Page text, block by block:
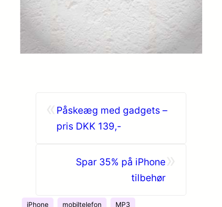
Påskeæg med gadgets –
pris DKK 139,-
Spar 35% på iPhone
tilbehør
iPhone mobiltelefon MP3